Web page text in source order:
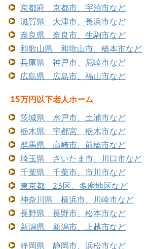
京都府 京都市、宇治市など
滋賀県 大津市、長浜市など
奈良県 奈良市、生駒市など
和歌山県 和歌山市、橋本市など
兵庫県 神戸市、尼崎市など
広島県 広島市、福山市など
15万円以下老人ホーム
茨城県 水戸市、土浦市など
栃木県 宇都宮、栃木市など
群馬県 高崎市、前橋市など
埼玉県 さいたま市、川口市など
千葉県 千葉市、市川市など
東京都 23区、多摩地区など
神奈川県 横浜市、川崎市など
長野県 長野市、松本市など
新潟県 新潟市、上越市など
静岡県 静岡市、浜松市など